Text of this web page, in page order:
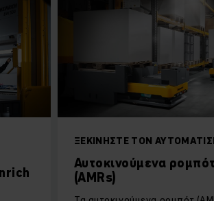
ΞΕΚΙΝΉΣΤΕ ΤΟΝ
Αυτοκινούμενα ρομπότ
(AMRs)